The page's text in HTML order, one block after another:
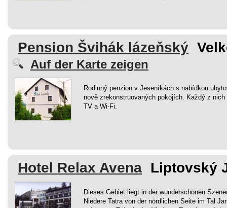
Pension Švihák lázeňský
Auf der Karte zeigen
Rodinný penzion v Jeseníkách s nabídkou
nově zrekonstruovaných pokojích. Každý z
TV a Wi-Fi.
Hotel Relax Avena Liptovský
Dieses Gebiet liegt in der wunderschönen
Niedere Tatra von der nördlichen Seite im Tal